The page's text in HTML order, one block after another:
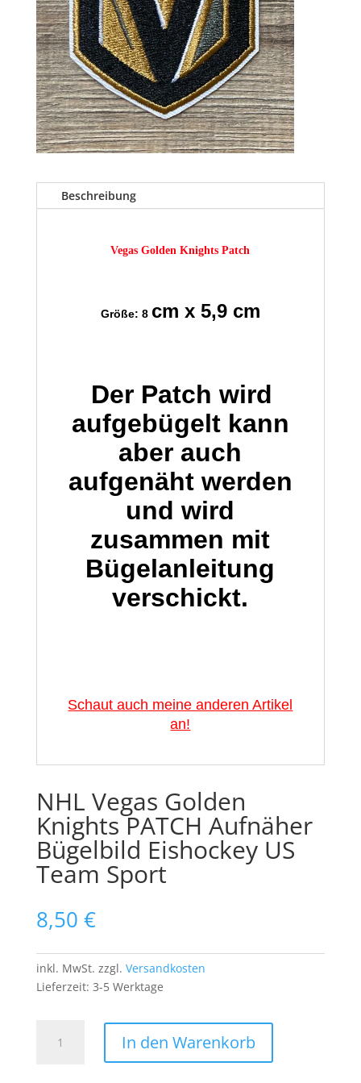
Beschreibung
Vegas Golden Knights Patch
Größe: 8 cm x 5,9 cm
Der Patch wird
aufgebügelt kann
aber auch
aufgenäht werden
und wird
zusammen mit
Bügelanleitung
verschickt.
Schaut auch meine anderen Artikel
an!
NHL Vegas Golden
Knights PATCH Aufnäher
Bügelbild Eishockey US
Team Sport
8,50 €
inkl. MwSt. zzgl. Versandkosten
Lieferzeit: 3-5 Werktage
Vegas
In den Warenkorb